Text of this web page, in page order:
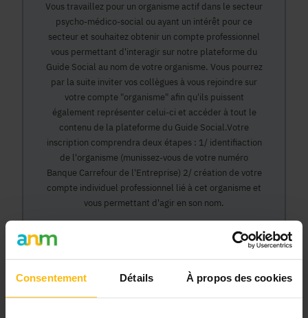
Consentement Détails À propos des cookies
Vous travaillez pour un organisme actif dans le secteur
psycho-médico-social ou ayant un intérêt pour ce
secteur et souhaitez obtenir un compte professionnel
vous permettant d'interagir sur notre plateforme du
Guide Social au nom de votre organisme. Vous pourrez
par la suite inviter vos collègues à vous rejoindre sur
votre compte "organisme" afin qu'ils puissent
également représenter celui-ci et accéder à tout le
contenu de la plateforme du Guide Social.Votre
inscription comprendra deux étapes : 1/ identifiaction
de l'organisme (munissez-vous de votre numéro
Banque Carrefour de l'Entreprise) 2/ création de votre
compte individuel professionnel lié à cet organisme et
vous permettant d'agir en son nom.